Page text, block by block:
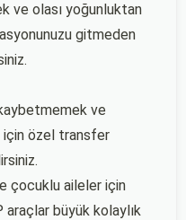
ve olası yoğunluktan
gitmeden
ve
için özel transfer
çocuklu aileler için
büyük kolaylık